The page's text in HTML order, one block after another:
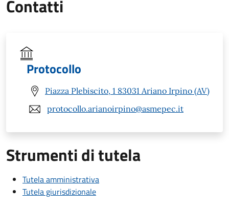
Contatti
Protocollo
Piazza Plebiscito, 1 83031 Ariano Irpino (AV)
protocollo.arianoirpino@asmepec.it
Strumenti di tutela
Tutela amministrativa
Tutela giurisdizionale